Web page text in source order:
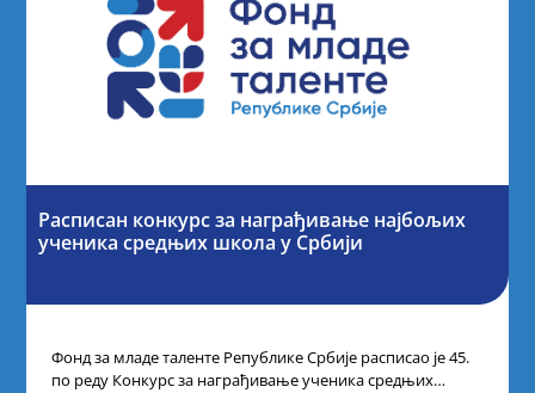
Расписан конкурс за награђивање најбољих
ученика средњих школа у Србији
Фонд за младе таленте Републике Србије расписао је 45.
по реду Конкурс за награђивање ученика средњих